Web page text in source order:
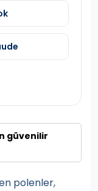
güvenilir
polenler,